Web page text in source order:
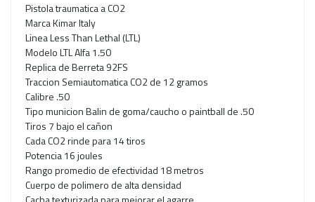
Pistola traumatica a CO2
Marca Kimar Italy
Linea Less Than Lethal (LTL)
Modelo LTL Alfa 1.50
Replica de Berreta 92FS
Traccion Semiautomatica CO2 de 12 gramos
Calibre .50
Tipo municion Balin de goma/caucho o paintball de .50
Tiros 7 bajo el cañon
Cada CO2 rinde para 14 tiros
Potencia 16 joules
Rango promedio de efectividad 18 metros
Cuerpo de polimero de alta densidad